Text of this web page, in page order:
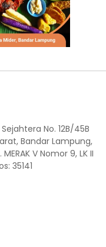
No. 12B/45B
Bandar Lampung,
V Nomor 9, LK II
35141